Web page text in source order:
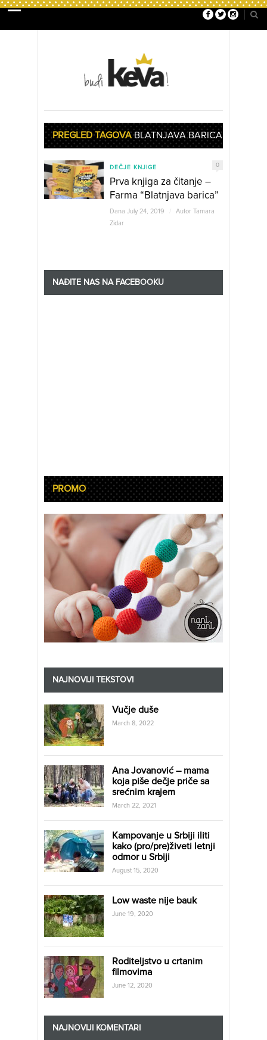
PREGLED TAGOVABLATNJAVA BARICA
DEČJE KNJIGE 0
Prva knjiga za čitanje –
Farma “Blatnjava barica”
Dana July 24, 2019 Autor Tamara
Zidar
NAĐITE NAS NA FACEBOOKU
PROMO
NAJNOVIJI TEKSTOVI
Vučje duše
March 8, 2022
Ana Jovanović – mama
koja piše dečje priče sa
srećnim krajem
March 22, 2021
Kampovanje u Srbiji iliti
kako (pro/pre)živeti letnji
odmor u Srbiji
August 15, 2020
Low waste nije bauk
June 19, 2020
Roditeljstvo u crtanim
filmovima
June 12, 2020
NAJNOVIJI KOMENTARI